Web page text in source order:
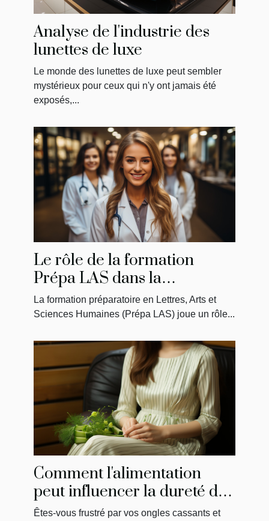
Analyse de l'industrie des
lunettes de luxe
Le monde des lunettes de luxe peut sembler
mystérieux pour ceux qui n'y ont jamais été
exposés,...
Le rôle de la formation
Prépa LAS dans la
préparation des étudiants en
médecine
La formation préparatoire en Lettres, Arts et
Sciences Humaines (Prépa LAS) joue un rôle...
Comment l'alimentation
peut influencer la dureté de
vos ongles
Êtes-vous frustré par vos ongles cassants et